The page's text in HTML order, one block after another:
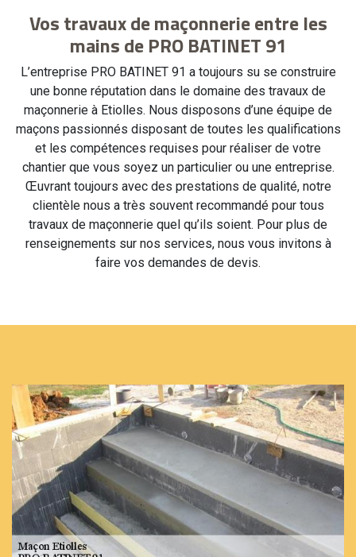
Vos travaux de maçonnerie entre les
mains de PRO BATINET 91
L’entreprise PRO BATINET 91 a toujours su se construire
une bonne réputation dans le domaine des travaux de
maçonnerie à Etiolles. Nous disposons d’une équipe de
maçons passionnés disposant de toutes les qualifications
et les compétences requises pour réaliser de votre
chantier que vous soyez un particulier ou une entreprise.
Œuvrant toujours avec des prestations de qualité, notre
clientèle nous a très souvent recommandé pour tous
travaux de maçonnerie quel qu’ils soient. Pour plus de
renseignements sur nos services, nous vous invitons à
faire vos demandes de devis.